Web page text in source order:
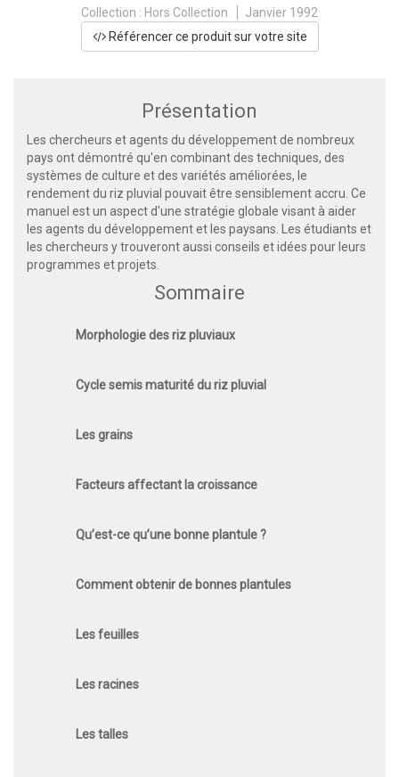
Collection : Hors Collection
Janvier 1992
Référencer ce produit sur votre site
Présentation
Les chercheurs et agents du développement de nombreux
pays ont démontré qu'en combinant des techniques, des
systèmes de culture et des variétés améliorées, le
rendement du riz pluvial pouvait être sensiblement accru. Ce
manuel est un aspect d'une stratégie globale visant à aider
les agents du développement et les paysans. Les étudiants et
les chercheurs y trouveront aussi conseils et idées pour leurs
programmes et projets.
Sommaire
Morphologie des riz pluviaux
Cycle semis maturité du riz pluvial
Les grains
Facteurs affectant la croissance
Qu’est-ce qu’une bonne plantule ?
Comment obtenir de bonnes plantules
Les feuilles
Les racines
Les talles